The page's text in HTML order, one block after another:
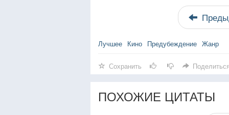
Лучшее Кино Предубеждение Жанр
Сохранить
ПОХОЖИЕ ЦИТАТЫ